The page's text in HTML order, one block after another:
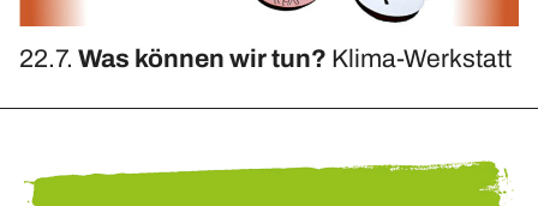
22.7.Was können wir tun? Klima-Werkstatt